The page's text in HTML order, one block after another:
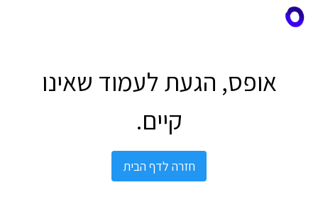
אופס, הגעת לעמוד שאינו
קיים.
חזרה לדף הבית